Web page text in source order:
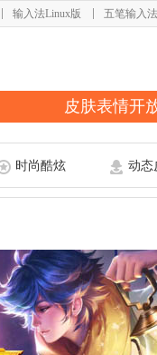
输入法Linux版 五笔输入法
皮肤表情开
时尚酷炫 动态